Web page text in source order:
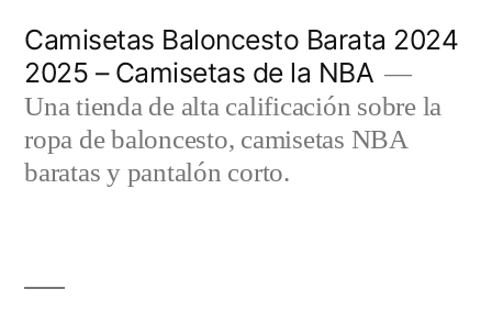
contenido
Camisetas Baloncesto Barata 2024
2025 – Camisetas de la NBA
Una tienda de alta calificación sobre la
ropa de baloncesto, camisetas NBA
baratas y pantalón corto.